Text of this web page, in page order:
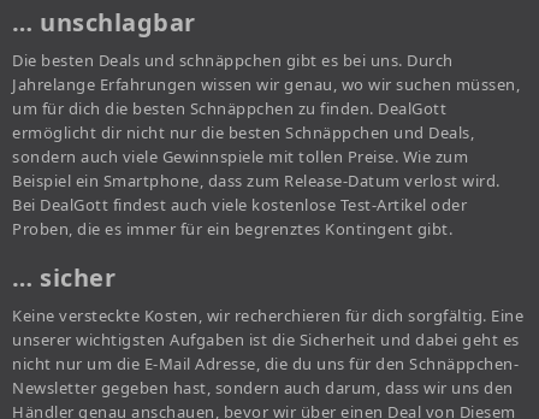
… unschlagbar
Die besten Deals und schnäppchen gibt es bei uns. Durch
Jahrelange Erfahrungen wissen wir genau, wo wir suchen müssen,
um für dich die besten Schnäppchen zu finden. DealGott
ermöglicht dir nicht nur die besten Schnäppchen und Deals,
sondern auch viele Gewinnspiele mit tollen Preise. Wie zum
Beispiel ein Smartphone, dass zum Release-Datum verlost wird.
Bei DealGott findest auch viele kostenlose Test-Artikel oder
Proben, die es immer für ein begrenztes Kontingent gibt.
… sicher
Keine versteckte Kosten, wir recherchieren für dich sorgfältig. Eine
unserer wichtigsten Aufgaben ist die Sicherheit und dabei geht es
nicht nur um die E-Mail Adresse, die du uns für den Schnäppchen-
Newsletter gegeben hast, sondern auch darum, dass wir uns den
Händler genau anschauen, bevor wir über einen Deal von Diesem